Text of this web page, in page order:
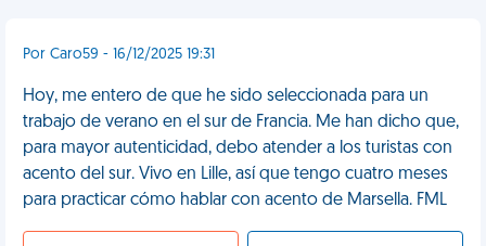
Por Caro59 - 16/12/2025 19:31
Hoy, me entero de que he sido seleccionada para un
trabajo de verano en el sur de Francia. Me han dicho que,
para mayor autenticidad, debo atender a los turistas con
acento del sur. Vivo en Lille, así que tengo cuatro meses
para practicar cómo hablar con acento de Marsella. FML